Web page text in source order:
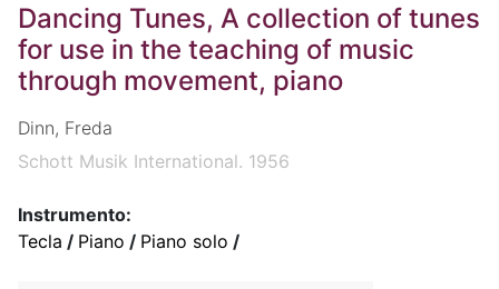
Dancing Tunes, A collection of tunes
for use in the teaching of music
through movement, piano
Dinn, Freda
Schott Musik International. 1956
Instrumento:
Tecla / Piano / Piano solo /